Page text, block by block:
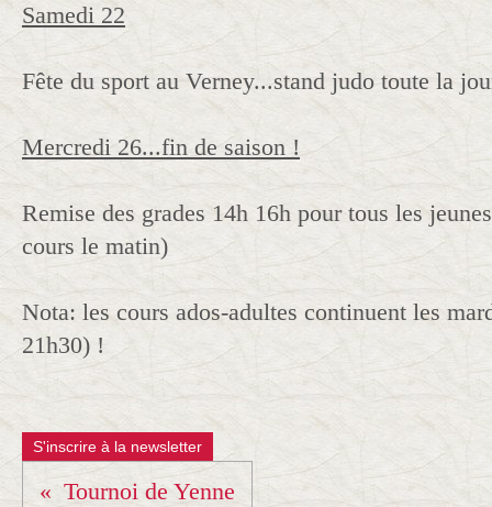
Samedi 22
Fête du sport au Verney...stand judo toute la
Mercredi 26...fin de saison !
Remise des grades 14h 16h pour tous les
cours le matin)
Nota: les cours ados-adultes continuent les
21h30) !
S'inscrire à la newsletter
Tournoi de Yenne